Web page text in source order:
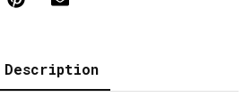
Description